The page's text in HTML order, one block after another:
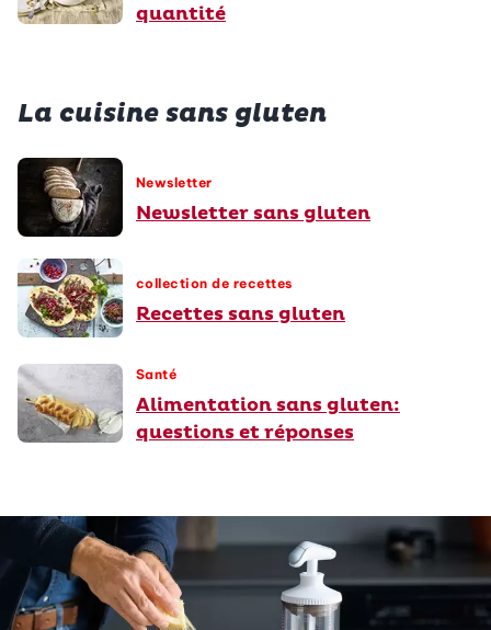
quantité
La cuisine sans gluten
Newsletter
Newsletter sans gluten
collection de recettes
Recettes sans gluten
Santé
Alimentation sans gluten:
questions et réponses